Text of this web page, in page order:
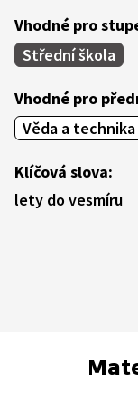
Vhodné pro
Střední škola
Vhodné pro
Věda a technika
Klíčová slova:
lety do vesmíru